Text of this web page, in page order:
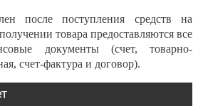
после поступления средств на
товара предоставляются все
документы (счет, товарно-
счет-фактура и договор).